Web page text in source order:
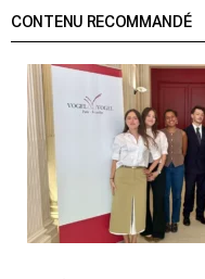
CONTENU RECOMMANDÉ